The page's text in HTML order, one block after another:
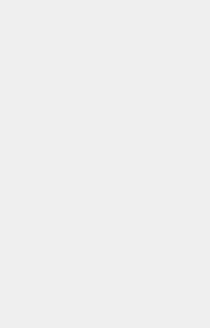
• Sedile posteriore
posteriori •
pneumatiche •
laterale
Stop Automatico •
altezza